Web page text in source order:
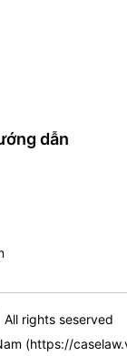
dẫn
rights seserved
(https://